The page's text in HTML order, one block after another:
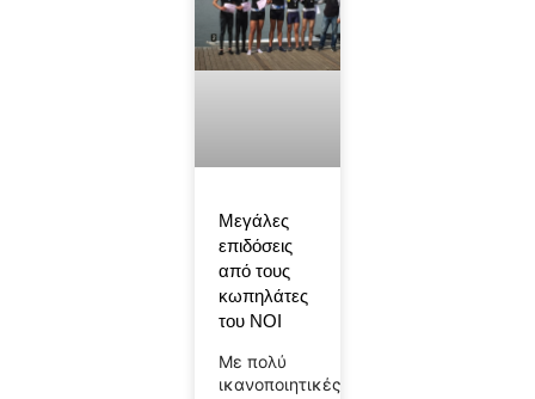
Μεγάλες
επιδόσεις
από τους
κωπηλάτες
του ΝΟΙ
Με πολύ
ικανοποιητικές